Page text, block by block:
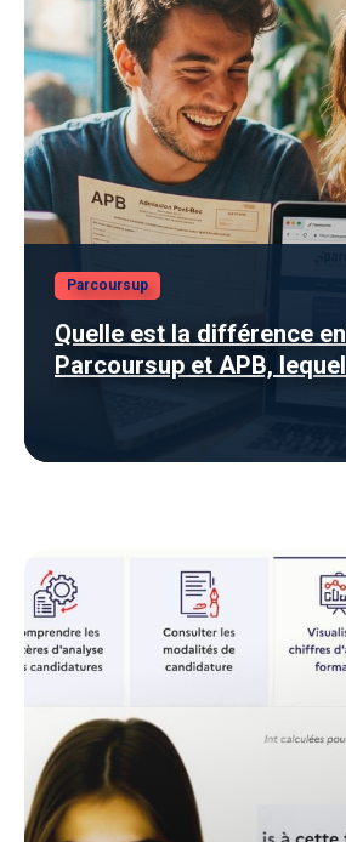
Parcoursup
Quelle est la différence
Parcoursup et APB,